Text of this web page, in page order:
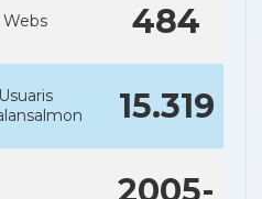
Webs 484
Usuaris
15.319
2005-